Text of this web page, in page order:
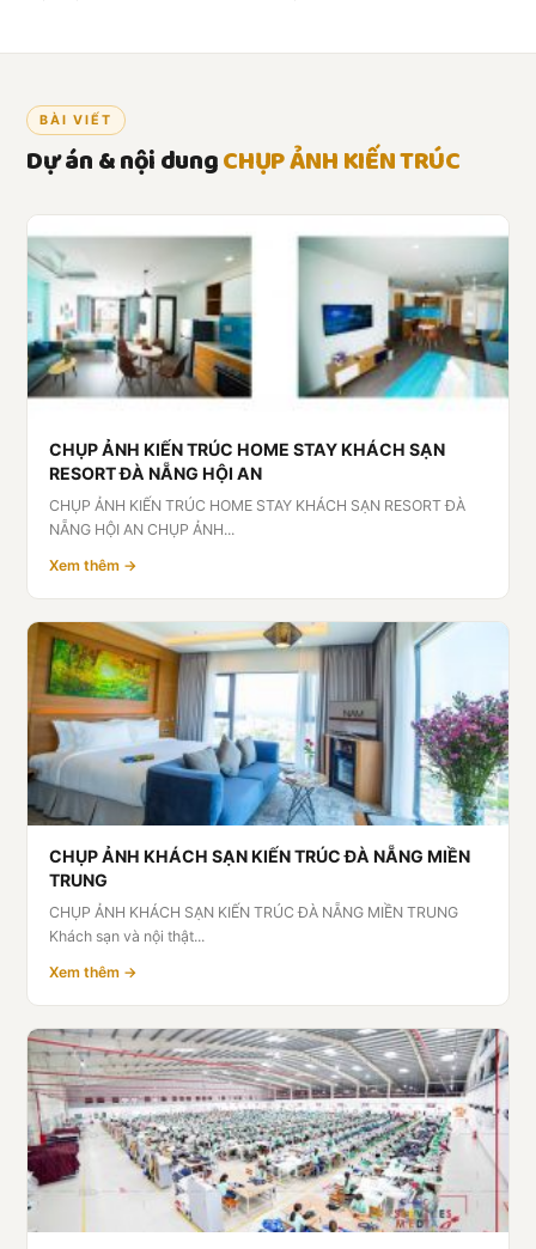
BÀI VIẾT
Dự án & nội dungCHỤP ẢNH KIẾN TRÚC
CHỤP ẢNH KIẾN TRÚC HOME STAY KHÁCH SẠN
RESORT ĐÀ NẴNG HỘI AN
CHỤP ẢNH KIẾN TRÚC HOME STAY KHÁCH SẠN RESORT ĐÀ
NẴNG HỘI AN CHỤP ẢNH...
Xem thêm →
CHỤP ẢNH KHÁCH SẠN KIẾN TRÚC ĐÀ NẴNG MIỀN
TRUNG
CHỤP ẢNH KHÁCH SẠN KIẾN TRÚC ĐÀ NẴNG MIỀN TRUNG
Khách sạn và nội thật...
Xem thêm →